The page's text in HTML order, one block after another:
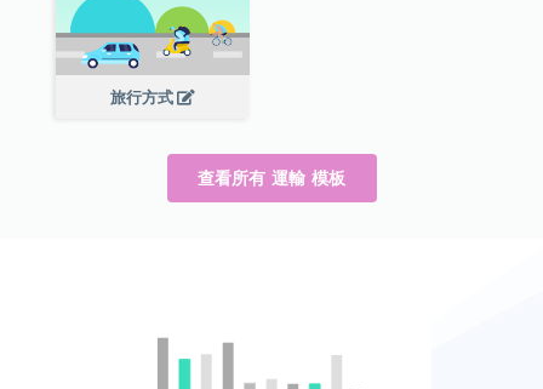
旅行方式
查看所有 運輸 模板